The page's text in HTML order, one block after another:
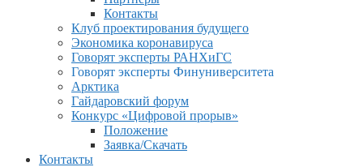
Контакты
Клуб проектирования будущего
Экономика коронавируса
Говорят эксперты РАНХиГС
Говорят эксперты Финуниверситета
Арктика
Гайдаровский форум
Конкурс «Цифровой прорыв»
Положение
Заявка/Скачать
Контакты